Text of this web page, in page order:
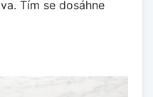
Tím se dosáhne